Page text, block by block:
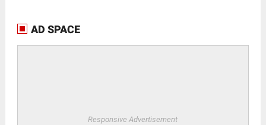
AD SPACE
Responsive Advertisement